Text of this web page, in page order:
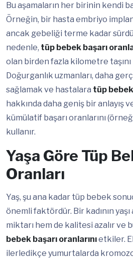
Bu aşamaların her birinin kendi
Örneğin, bir hasta embriyo
ancak gebeliği terme kadar
nedenle, tüp bebek başarı
olan birden fazla kilometre taşını
Doğurganlık uzmanları, daha
sağlamak ve hastalara tüp bebek
hakkında daha geniş bir anlayış
kümülatif başarı oranlarını
kullanır.
Yaşa Göre Tüp
Oranları
Yaş, şu ana kadar tüp bebek
önemli faktördür. Bir kadının
miktarı hem de kalitesi azalır ve
bebek başarı oranlarınıetkiler.
ilerledikçe yumurtalarda